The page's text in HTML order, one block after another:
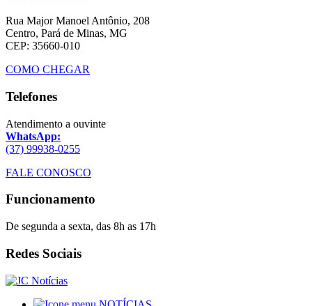
Rua Major Manoel Antônio, 208
Centro, Pará de Minas, MG
CEP: 35660-010
COMO CHEGAR
Telefones
Atendimento a ouvinte
WhatsApp:
(37) 99938-0255
FALE CONOSCO
Funcionamento
De segunda a sexta, das 8h as 17h
Redes Sociais